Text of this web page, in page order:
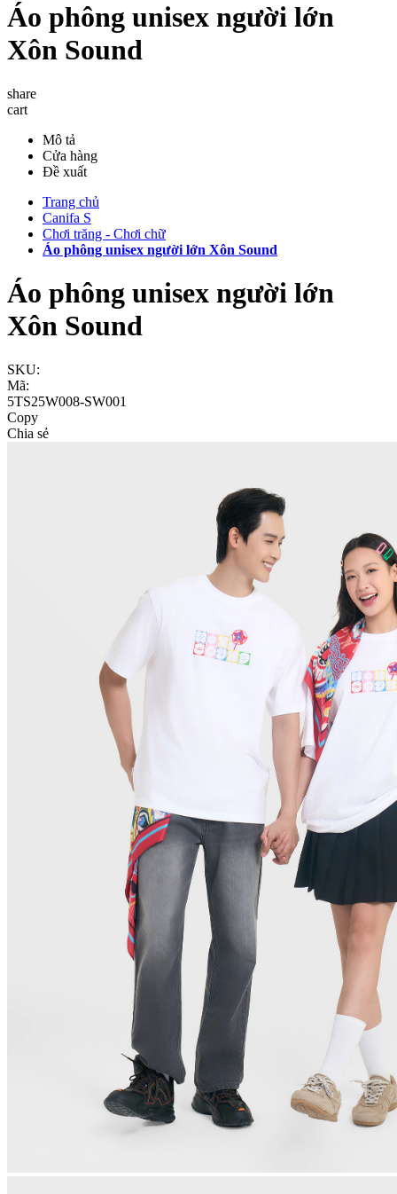
Áo phông unisex người lớn
Xôn Sound
share
cart
Mô tả
Cửa hàng
Đề xuất
Trang chủ
Canifa S
Chơi trăng - Chơi chữ
Áo phông unisex người lớn Xôn Sound
Áo phông unisex người lớn
Xôn Sound
SKU:
Mã:
5TS25W008-SW001
Copy
Chia sẻ